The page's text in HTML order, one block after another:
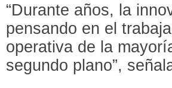
“Durante años, la
pensando en el
operativa de la
segundo plano”,